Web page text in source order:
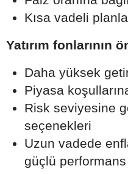
Kısa vadeli
Yatırım fonlarının
Daha yüksek
Piyasa
Risk seviyesine
seçenekleri
Uzun vadede
güçlü